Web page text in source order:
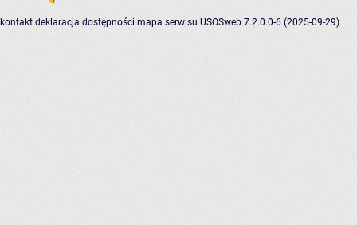
kontakt deklaracja dostępności mapa serwisu USOSweb 7.2.0.0-6 (2025-09-29)